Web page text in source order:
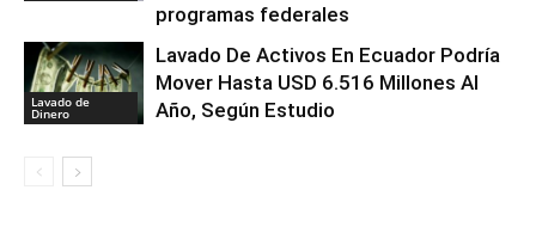
programas federales
Lavado de
Dinero
Lavado De Activos En Ecuador Podría
Mover Hasta USD 6.516 Millones Al
Año, Según Estudio